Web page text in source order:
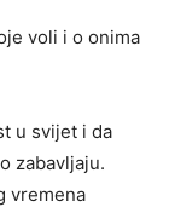
voli i o onima
u svijet i da
zabavljaju.
vremena